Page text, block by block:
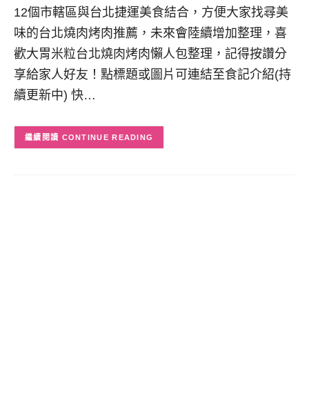
12個市轄區與台北捷運美食結合，方便大家找尋美
味的台北燒肉烤肉推薦，未來會陸續增加整理，喜
歡大胃米粒台北燒肉烤肉懶人包整理，記得按讚分
享給家人好友！點標題或圖片可連結至食記介紹(持
續更新中) 快…
CONTINUE READING